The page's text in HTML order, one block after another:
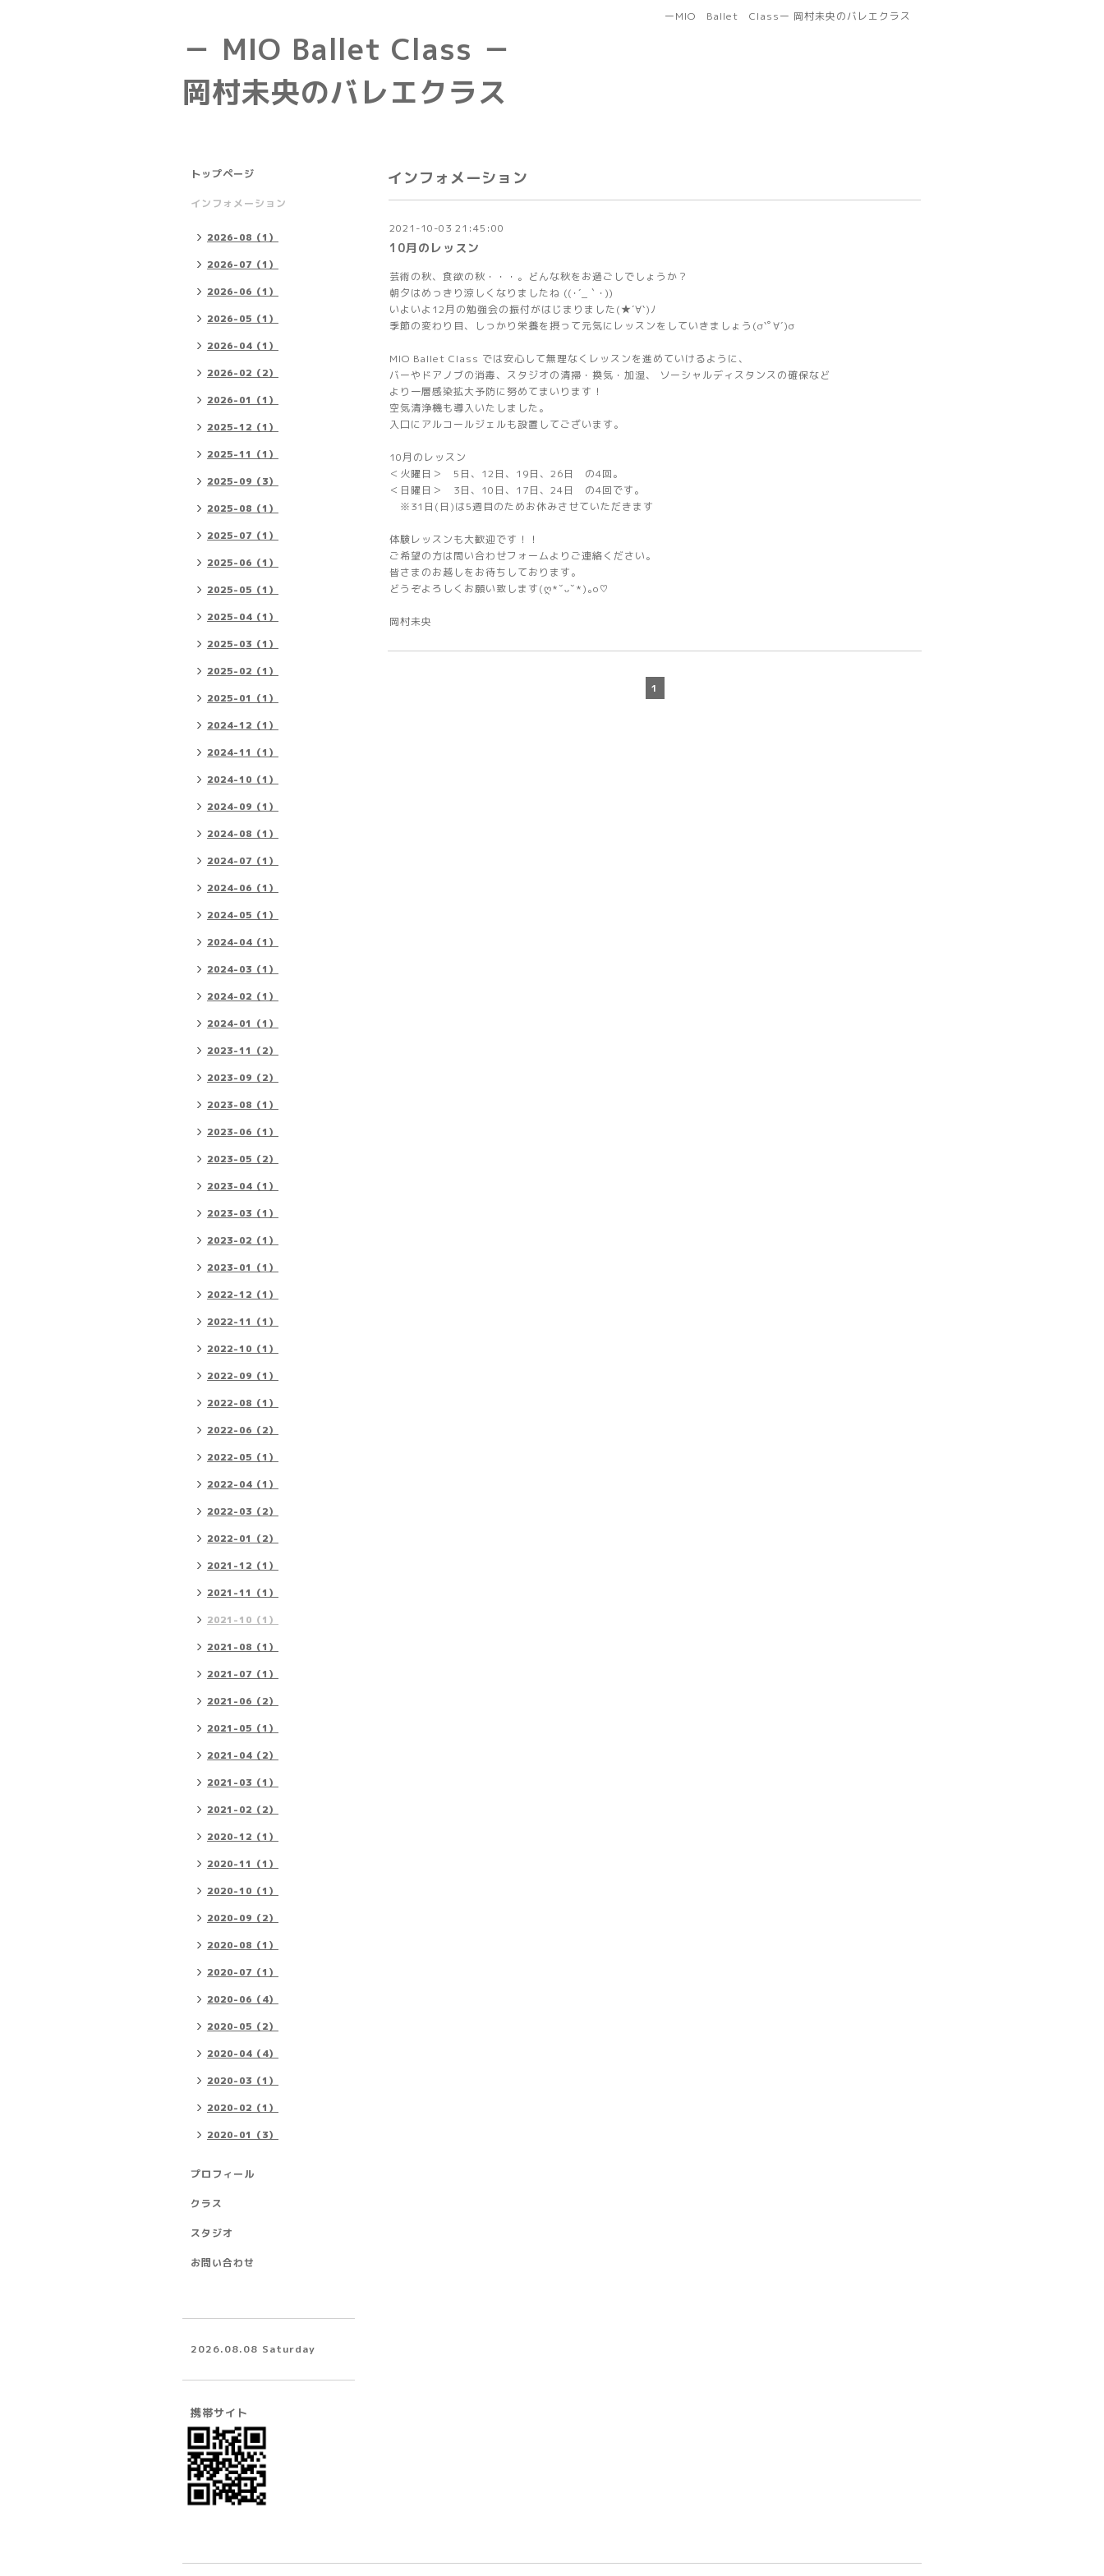
ーMIO Ballet Classー 岡村未央のバレエクラス
－ MIO Ballet Class －
岡村未央のバレエクラス
インフォメーション
2021-10-03 21:45:00
10月のレッスン
芸術の秋、食欲の秋・・・。どんな秋をお過ごしでしょうか？
朝夕はめっきり涼しくなりましたね ((･´_｀･))
いよいよ12月の勉強会の振付がはじまりました(★´∀`)ﾉ
季節の変わり目、しっかり栄養を摂って元気にレッスンをしていきましょう (σ`ﾟ∀´)σ
MIO Ballet Class では安心して無理なくレッスンを進めていけるように、
バーやドアノブの消毒、スタジオの清掃・換気・加湿、 ソーシャルディスタンスの確保など
より一層感染拡大予防に努めてまいります！
空気清浄機も導入いたしました。
入口にアルコールジェルも設置してございます。
10月のレッスン
＜火曜日＞ 5日、12日、19日、26日 の4回。
＜日曜日＞ 3日、10日、17日、24日 の4回です。
※31日(日)は5週目のためお休みさせていただきます
体験レッスンも大歓迎です！！
ご希望の方は問い合わせフォームよりご連絡ください。
皆さまのお越しをお待ちしております。
どうぞよろしくお願い致します(ღ*ˇᴗˇ*)｡o♡
岡村未央
1
トップページ
インフォメーション
2026-08（1）
2026-07（1）
2026-06（1）
2026-05（1）
2026-04（1）
2026-02（2）
2026-01（1）
2025-12（1）
2025-11（1）
2025-09（3）
2025-08（1）
2025-07（1）
2025-06（1）
2025-05（1）
2025-04（1）
2025-03（1）
2025-02（1）
2025-01（1）
2024-12（1）
2024-11（1）
2024-10（1）
2024-09（1）
2024-08（1）
2024-07（1）
2024-06（1）
2024-05（1）
2024-04（1）
2024-03（1）
2024-02（1）
2024-01（1）
2023-11（2）
2023-09（2）
2023-08（1）
2023-06（1）
2023-05（2）
2023-04（1）
2023-03（1）
2023-02（1）
2023-01（1）
2022-12（1）
2022-11（1）
2022-10（1）
2022-09（1）
2022-08（1）
2022-06（2）
2022-05（1）
2022-04（1）
2022-03（2）
2022-01（2）
2021-12（1）
2021-11（1）
2021-10（1）
2021-08（1）
2021-07（1）
2021-06（2）
2021-05（1）
2021-04（2）
2021-03（1）
2021-02（2）
2020-12（1）
2020-11（1）
2020-10（1）
2020-09（2）
2020-08（1）
2020-07（1）
2020-06（4）
2020-05（2）
2020-04（4）
2020-03（1）
2020-02（1）
2020-01（3）
プロフィール
クラス
スタジオ
お問い合わせ
2026.08.08 Saturday
携帯サイト